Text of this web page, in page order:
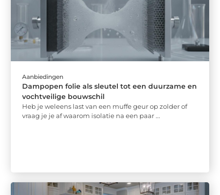
Aanbiedingen
Dampopen folie als sleutel tot een duurzame en
vochtveilige bouwschil
Heb je weleens last van een muffe geur op zolder of
vraag je je af waarom isolatie na een paar ...